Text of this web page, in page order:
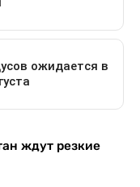
ждут резкие